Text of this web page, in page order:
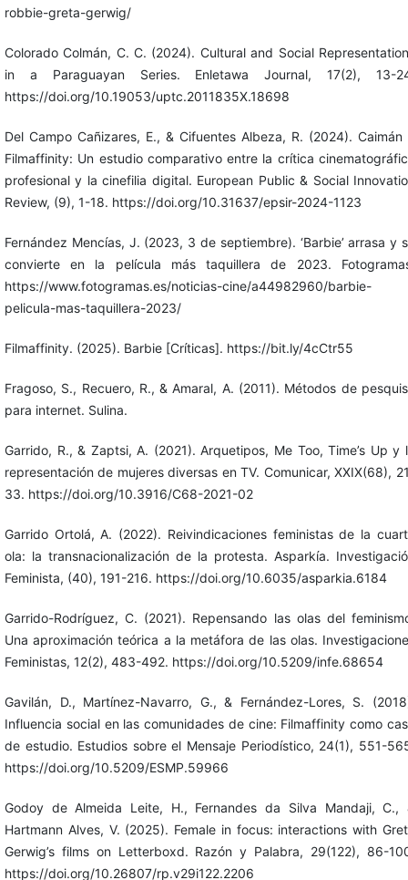
robbie-greta-gerwig/
Colorado Colmán, C. C. (2024). Cultural and Social
in a Paraguayan Series. Enletawa Journal, 17(2), 13-
https://doi.org/10.19053/uptc.2011835X.18698
Del Campo Cañizares, E., & Cifuentes Albeza, R. (2024). Caimán
Filmaffinity: Un estudio comparativo entre la crítica
profesional y la cinefilia digital. European Public & Social
Review, (9), 1-18. https://doi.org/10.31637/epsir-2024-1123
Fernández Mencías, J. (2023, 3 de septiembre). ‘Barbie’ arrasa y
convierte en la película más taquillera de 2023.
https://www.fotogramas.es/noticias-cine/a44982960/barbie-
pelicula-mas-taquillera-2023/
Filmaffinity. (2025). Barbie [Críticas]. https://bit.ly/4cCtr55
Fragoso, S., Recuero, R., & Amaral, A. (2011). Métodos de
para internet. Sulina.
Garrido, R., & Zaptsi, A. (2021). Arquetipos, Me Too, Time’s Up y
representación de mujeres diversas en TV. Comunicar, XXIX(68),
33. https://doi.org/10.3916/C68-2021-02
Garrido Ortolá, A. (2022). Reivindicaciones feministas de la
ola: la transnacionalización de la protesta. Asparkía.
Feminista, (40), 191-216. https://doi.org/10.6035/asparkia.6184
Garrido-Rodríguez, C. (2021). Repensando las olas del
Una aproximación teórica a la metáfora de las olas.
Feministas, 12(2), 483-492. https://doi.org/10.5209/infe.68654
Gavilán, D., Martínez-Navarro, G., & Fernández-Lores, S.
Influencia social en las comunidades de cine: Filmaffinity como
de estudio. Estudios sobre el Mensaje Periodístico, 24(1), 551-
https://doi.org/10.5209/ESMP.59966
Godoy de Almeida Leite, H., Fernandes da Silva Mandaji, C.,
Hartmann Alves, V. (2025). Female in focus: interactions with
Gerwig’s films on Letterboxd. Razón y Palabra, 29(122), 86-
https://doi.org/10.26807/rp.v29i122.2206